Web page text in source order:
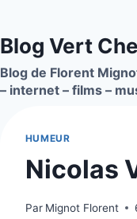
contenu
Blog Vert
Blog de Florent
– internet – films –
HUMEUR
Nicolas
Par Mignot Florent